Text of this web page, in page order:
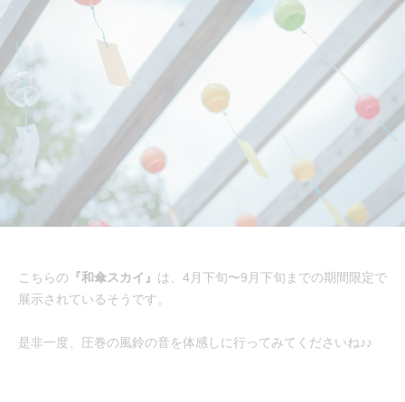
こちらの 『和傘スカイ』 は、4月下旬〜9月下旬までの期間限定で
展示されているそうです。
是非一度、圧巻の風鈴の音を体感しに行ってみてくださいね♪♪